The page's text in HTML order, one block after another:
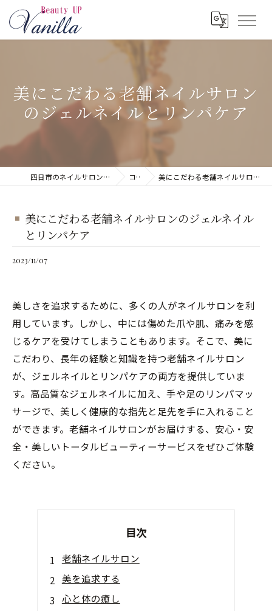
美にこだわる老舗ネイルサロン
のジェルネイルとリンパケア
四日市のネイルサロンならネイルサロン Vanilla コラム 美にこだわる老舗ネイルサロンのジェルネイルとリンパケア
美にこだわる老舗ネイルサロンのジェルネイル
とリンパケア
2023/11/07
美しさを追求するために、多くの人がネイルサロンを利
用しています。しかし、中には傷めた爪や肌、痛みを感
じるケアを受けてしまうこともあります。そこで、美に
こだわり、長年の経験と知識を持つ老舗ネイルサロン
が、ジェルネイルとリンパケアの両方を提供していま
す。高品質なジェルネイルに加え、手や足のリンパマッ
サージで、美しく健康的な指先と足先を手に入れること
ができます。老舗ネイルサロンがお届けする、安心・安
全・美しいトータルビューティーサービスをぜひご体験
ください。
目次
老舗ネイルサロン
美を追求する
心と体の癒し